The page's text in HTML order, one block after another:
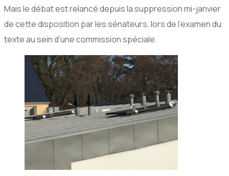
Mais le débat est relancé depuis la suppression mi-janvier
de cette disposition par les sénateurs, lors de l’examen du
texte au sein d’une commission spéciale.